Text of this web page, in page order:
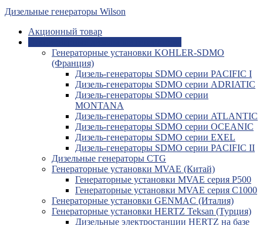
Дизельные генераторы Wilson
Акционный товар
Генераторные установки KOHLER-SDMO
(Франция)
Дизель-генераторы SDMO серии PACIFIC I
Дизель-генераторы SDMO серии ADRIATIC
Дизель-генераторы SDMO серии
MONTANA
Дизель-генераторы SDMO серии ATLANTIC
Дизель-генераторы SDMO серии OCEANIC
Дизель-генераторы SDMO серии EXEL
Дизель-генераторы SDMO серии PACIFIC II
Дизельные генераторы CTG
Генераторные установки MVAE (Китай)
Генераторные установки MVAE серия P500
Генераторные установки MVAE серия C1000
Генераторные установки GENMAC (Италия)
Генераторные установки HERTZ Teksan (Турция)
Дизельные электростанции HERTZ на базе